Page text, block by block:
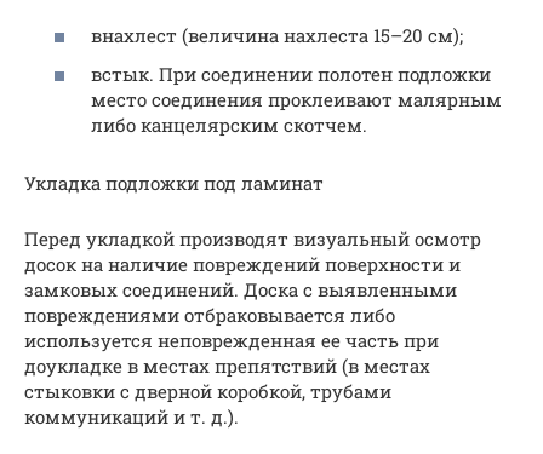
внахлест (величина нахлеста 15–20 см);
встык. При соединении полотен подложки
место соединения проклеивают малярным
либо канцелярским скотчем.
Укладка подложки под ламинат
Перед укладкой производят визуальный осмотр
досок на наличие повреждений поверхности и
замковых соединений. Доска с выявленными
повреждениями отбраковывается либо
используется неповрежденная ее часть при
доукладке в местах препятствий (в местах
стыковки с дверной коробкой, трубами
коммуникаций и т. д.).